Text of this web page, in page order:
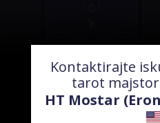
Kontaktirajte
tarot
HT Mostar